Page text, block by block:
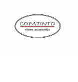
Skip